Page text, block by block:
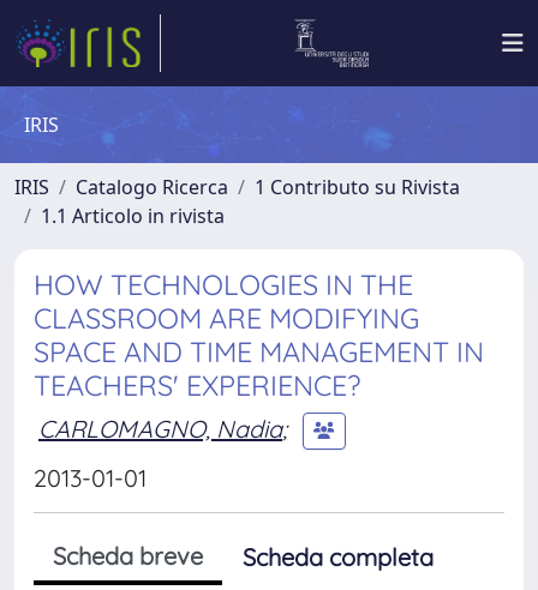
IRIS
IRIS Catalogo Ricerca
1 Contributo su Rivista
1.1 Articolo in rivista
HOW TECHNOLOGIES IN THE
CLASSROOM ARE MODIFYING
SPACE AND TIME MANAGEMENT IN
TEACHERS' EXPERIENCE?
CARLOMAGNO, Nadia;
2013-01-01
Scheda breve
Scheda completa